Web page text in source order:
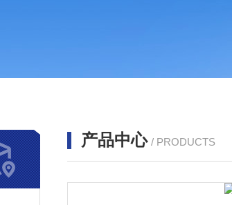
产品中心 / PRODUCTS